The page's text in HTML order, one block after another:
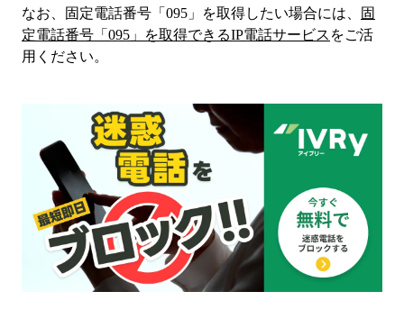
なお、固定電話番号「 095 」を取得したい場合には、
固
定電話番号「 095 」を取得できるIP電話サービス をご活
用ください。